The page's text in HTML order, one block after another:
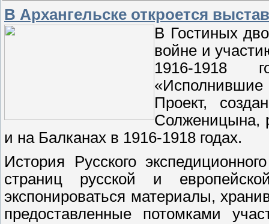
В Архангельске откроется
В Гостиных
войне и
1916-1918
Проект,
Солженицына,
и на Балканах в 1916-1918 годах.
История Русского
страниц русской и
экспонироваться материалы,
предоставленные потомками